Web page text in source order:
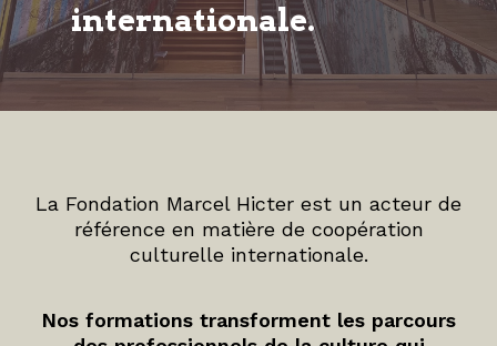
internationale.
La Fondation Marcel Hicter est un acteur de
référence en matière de coopération
culturelle internationale.
Nos formations transforment les parcours